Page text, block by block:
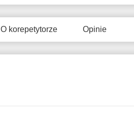
O korepetytorze Opinie
9
10
11
Brak
dostępnych
Brak
dostępnych